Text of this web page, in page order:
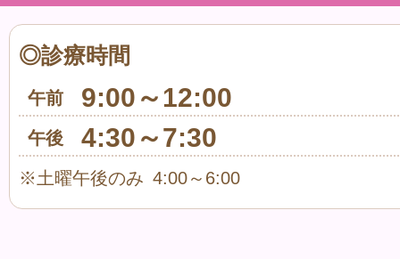
◎診療時間
午前 9:00～12:00
午後 4:30～7:30
※土曜午後のみ 4:00～6:00